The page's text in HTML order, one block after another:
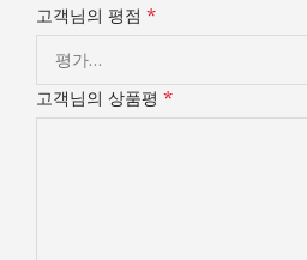
고객님의 평점 *
고객님의 상품평 *